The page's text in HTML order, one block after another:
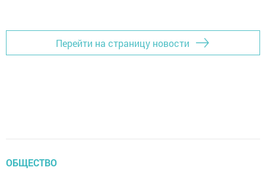
Перейти на страницу новости
ОБЩЕСТВО